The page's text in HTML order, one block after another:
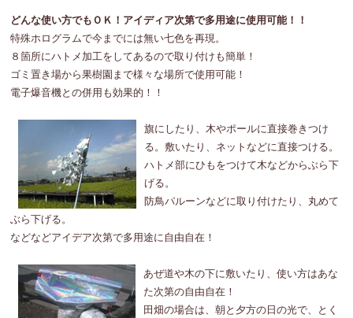
どんな使い方でもＯＫ！アイディア次第で多用途に使用可能！！
特殊ホログラムで今までには無い七色を再現。
８箇所にハトメ加工をしてあるので取り付けも簡単！
ゴミ置き場から果樹園まで様々な場所で使用可能！
電子爆音機との併用も効果的！！
旗にしたり、木やポールに直接巻きつけ
る。敷いたり、ネットなどに直接つける。
ハトメ部にひもをつけて木などからぶら下
げる。
防鳥パルーンなどに取り付けたり、丸めて
ぶら下げる。
などなどアイデア次第で多用途に自由自在！
あぜ道や木の下に敷いたり、使い方はあな
た次第の自由自在！
田畑の場合は、朝と夕方の日の光で、とく